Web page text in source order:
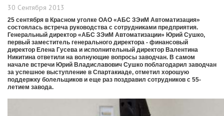
30 Сентября 2013
25 сентября в Красном уголке ОАО «АБС ЗЭиМ Автоматизация»
состоялась встреча руководства с сотрудниками предприятия.
Генеральный директор «АБС ЗЭиМ Автоматизации» Юрий Сушко,
первый заместитель генерального директора - финансовый
директор Елена Гусева и исполнительный директор Валентина
Никитина ответили на волнующие вопросы заводчан. В самом
начале встречи Юрий Владиславович Сушко поблагодарил заводчан
за успешное выступление в Спартакиаде, отметил хорошую
поддержку болельщиков и еще раз поздравил сотрудников с 55-
летием завода.